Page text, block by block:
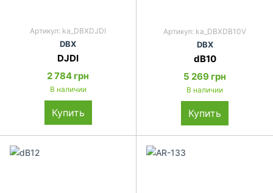
Артикул: ka_DBXDJDI
DBX
DJDI
2 784 грн
В наличии
Купить
Артикул: ka_DBXDB10V
DBX
dB10
5 269 грн
В наличии
Купить